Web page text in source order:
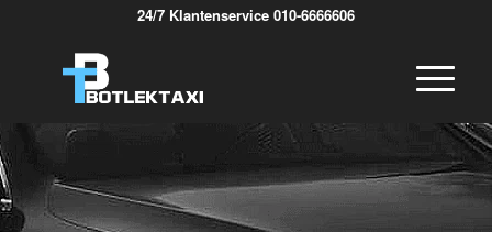
24/7 Klantenservice 010-6666606